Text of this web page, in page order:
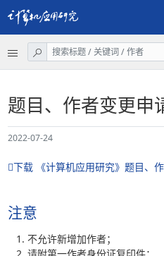
题目、作者变更申
2022-07-24
下载 《计算机应用研究》题目、
注意
不允许新增加作者；